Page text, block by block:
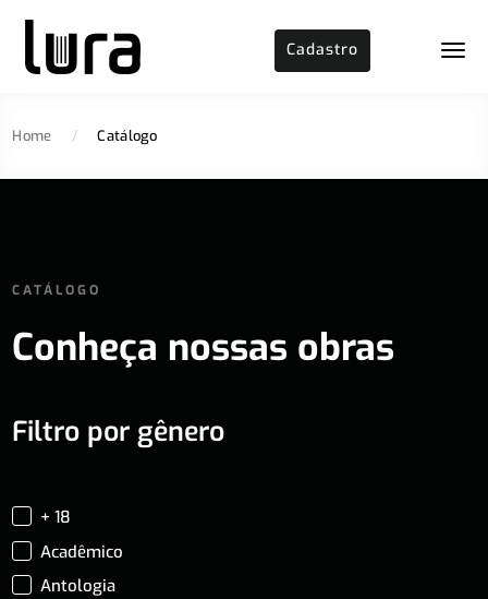
Cadastro
Home / Catálogo
CATÁLOGO
Conheça nossas obras
Filtro por gênero
+ 18
Acadêmico
Antologia